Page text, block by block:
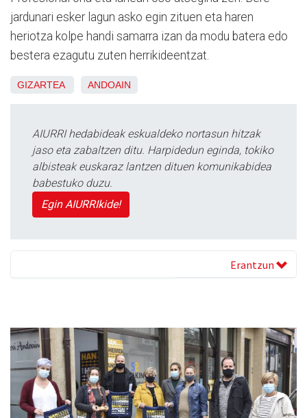
jardunari esker lagun asko egin zituen eta haren
heriotza kolpe handi samarra izan da modu batera edo
bestera ezagutu zuten herrikideentzat.
GIZARTEA ANDOAIN
AIURRI hedabideak eskualdeko nortasun hitzak
jaso eta zabaltzen ditu. Harpidedun eginda, tokiko
albisteak euskaraz lantzen dituen komunikabidea
babestuko duzu.
Egin AIURRIkide!
Erantzun